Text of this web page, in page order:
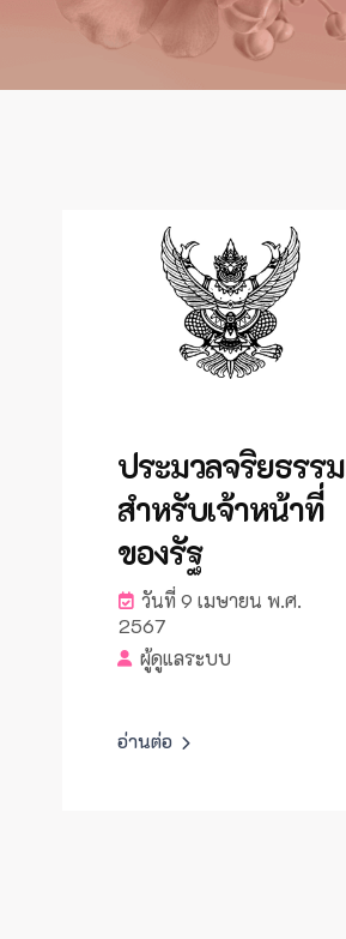
ประมวลจริยธรรม
สำหรับเจ้าหน้าที่
ของรัฐ
วันที่ 9 เมษายน พ.ศ.
2567
ผู้ดูแลระบบ
อ่านต่อ